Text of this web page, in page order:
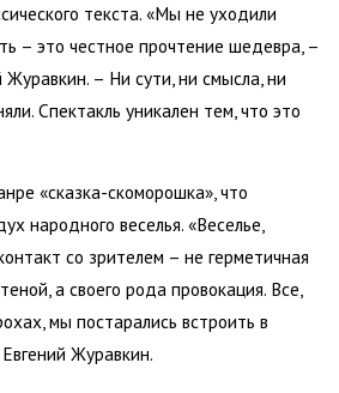
текста. «Мы не уходили
– это честное прочтение шедевра, –
– Ни сути, ни смысла, ни
Спектакль уникален тем, что это
«сказка-скоморошка», что
народного веселья. «Веселье,
со зрителем – не герметичная
а своего рода провокация. Все,
мы постарались встроить в
Журавкин.